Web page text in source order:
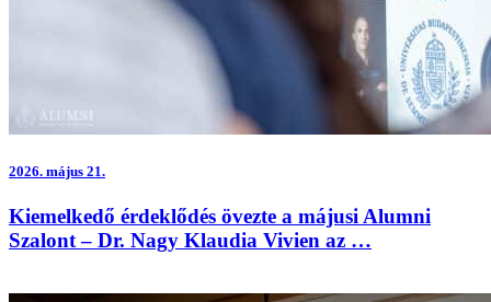
2026. május 21.
Kiemelkedő érdeklődés övezte a májusi Alumni
Szalont – Dr. Nagy Klaudia Vivien az …